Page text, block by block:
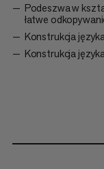
Podeszwa w
łatwe
Konstrukcja
Konstrukcja